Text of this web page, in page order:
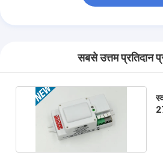
सबसे उत्तम प्रतिदान